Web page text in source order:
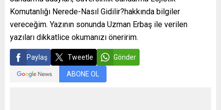
Komutanlığı Nerede-Nasıl Gidilir?hakkında bilgiler
vereceğim. Yazının sonunda Uzman Erbaş ile verilen
yazıları dikkatlice okumanızı öneririm.
Paylaş Tweetle Gönder
ABONE OL